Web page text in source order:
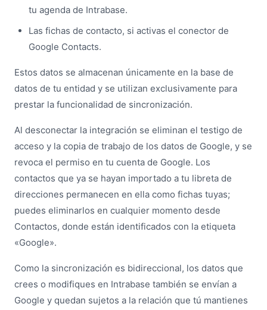
tu agenda de Intrabase.
Las fichas de contacto, si activas el conector de
Google Contacts.
Estos datos se almacenan únicamente en la base de
datos de tu entidad y se utilizan exclusivamente para
prestar la funcionalidad de sincronización.
Al desconectar la integración se eliminan el testigo de
acceso y la copia de trabajo de los datos de Google, y se
revoca el permiso en tu cuenta de Google. Los
contactos que ya se hayan importado a tu libreta de
direcciones permanecen en ella como fichas tuyas;
puedes eliminarlos en cualquier momento desde
Contactos, donde están identificados con la etiqueta
«Google».
Como la sincronización es bidireccional, los datos que
crees o modifiques en Intrabase también se envían a
Google y quedan sujetos a la relación que tú mantienes